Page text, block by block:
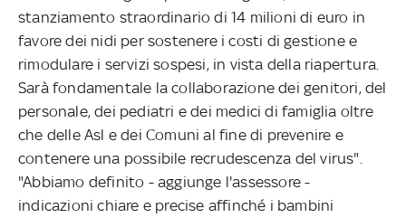
stanziamento straordinario di 14 milioni di euro in
favore dei nidi per sostenere i costi di gestione e
rimodulare i servizi sospesi, in vista della riapertura.
Sarà fondamentale la collaborazione dei genitori, del
personale, dei pediatri e dei medici di famiglia oltre
che delle Asl e dei Comuni al fine di prevenire e
contenere una possibile recrudescenza del virus".
"Abbiamo definito - aggiunge l'assessore -
indicazioni chiare e precise affinché i bambini